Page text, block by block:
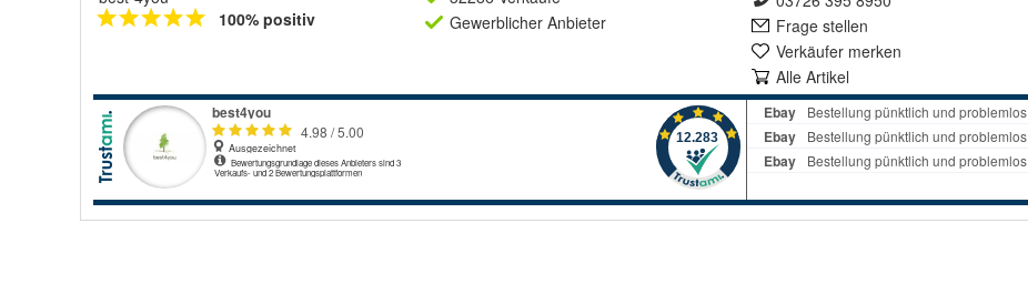
100% positiv
Gewerblicher Anbieter
Frage stellen
Verkäufer merken
Alle Artikel